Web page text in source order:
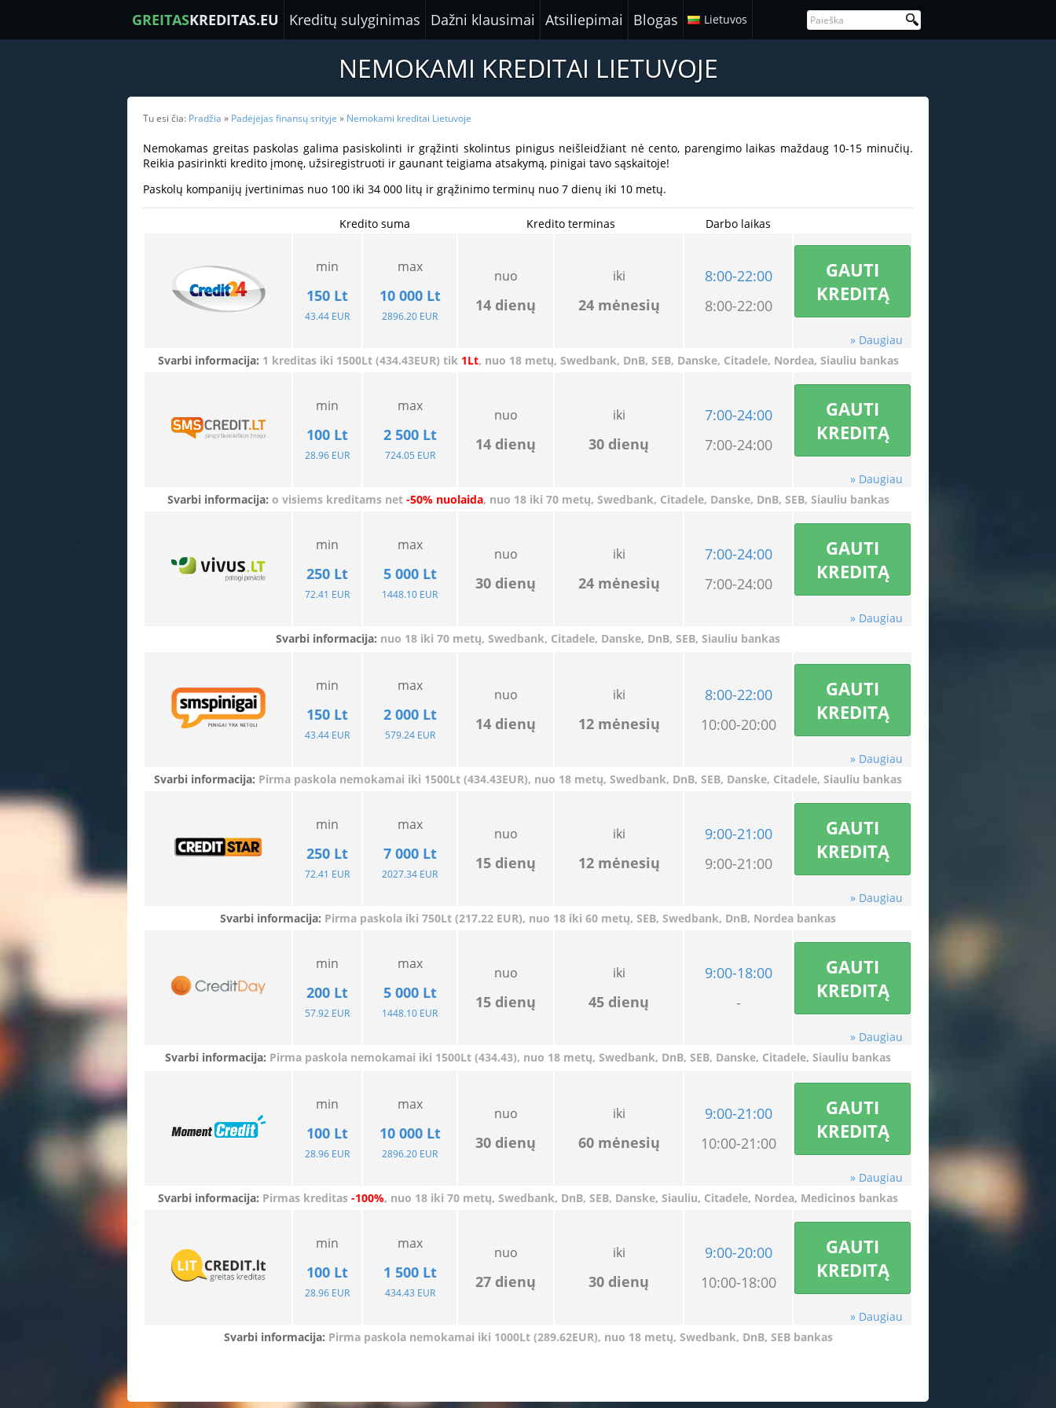
GREITASKREDITAS.EU Kreditų sulyginimas Dažni klausimai Atsiliepimai Blogas Lietuvos
NEMOKAMI KREDITAI LIETUVOJE
Tu esi čia: Pradžia » Padėjėjas finansų srityje » Nemokami kreditai Lietuvoje
Nemokamas greitas paskolas galima pasiskolinti ir grąžinti skolintus pinigus neišleidžiant nė cento, parengimo laikas maždaug 10-15 minučių.
Reikia pasirinkti kredito įmonę, užsiregistruoti ir gaunant teigiama atsakymą, pinigai tavo sąskaitoje!
Paskolų kompanijų įvertinimas nuo 100 iki 34 000 litų ir grąžinimo terminų nuo 7 dienų iki 10 metų.
Kredito suma Kredito terminas Darbo laikas
min
150 Lt
43.44 EUR
max
10 000 Lt
2896.20 EUR
nuo
14 dienų
iki
24 mėnesių
8:00-22:00
8:00-22:00
GAUTI
KREDITĄ
» Daugiau
Svarbi informacija: 1 kreditas iki 1500Lt (434.43EUR) tik 1Lt, nuo 18 metų, Swedbank, DnB, SEB, Danske, Citadele, Nordea, Siauliu bankas
min
100 Lt
28.96 EUR
max
2 500 Lt
724.05 EUR
nuo
14 dienų
iki
30 dienų
7:00-24:00
7:00-24:00
GAUTI
KREDITĄ
» Daugiau
Svarbi informacija: o visiems kreditams net -50% nuolaida, nuo 18 iki 70 metų, Swedbank, Citadele, Danske, DnB, SEB, Siauliu bankas
min
250 Lt
72.41 EUR
max
5 000 Lt
1448.10 EUR
nuo
30 dienų
iki
24 mėnesių
7:00-24:00
7:00-24:00
GAUTI
KREDITĄ
» Daugiau
Svarbi informacija: nuo 18 iki 70 metų, Swedbank, Citadele, Danske, DnB, SEB, Siauliu bankas
min
150 Lt
43.44 EUR
max
2 000 Lt
579.24 EUR
nuo
14 dienų
iki
12 mėnesių
8:00-22:00
10:00-20:00
GAUTI
KREDITĄ
» Daugiau
Svarbi informacija: Pirma paskola nemokamai iki 1500Lt (434.43EUR), nuo 18 metų, Swedbank, DnB, SEB, Danske, Citadele, Siauliu bankas
min
250 Lt
72.41 EUR
max
7 000 Lt
2027.34 EUR
nuo
15 dienų
iki
12 mėnesių
9:00-21:00
9:00-21:00
GAUTI
KREDITĄ
» Daugiau
Svarbi informacija: Pirma paskola iki 750Lt (217.22 EUR), nuo 18 iki 60 metų, SEB, Swedbank, DnB, Nordea bankas
min
200 Lt
57.92 EUR
max
5 000 Lt
1448.10 EUR
nuo
15 dienų
iki
45 dienų
9:00-18:00
-
GAUTI
KREDITĄ
» Daugiau
Svarbi informacija: Pirma paskola nemokamai iki 1500Lt (434.43), nuo 18 metų, Swedbank, DnB, SEB, Danske, Citadele, Siauliu bankas
min
100 Lt
28.96 EUR
max
10 000 Lt
2896.20 EUR
nuo
30 dienų
iki
60 mėnesių
9:00-21:00
10:00-21:00
GAUTI
KREDITĄ
» Daugiau
Svarbi informacija: Pirmas kreditas -100%, nuo 18 iki 70 metų, Swedbank, DnB, SEB, Danske, Siauliu, Citadele, Nordea, Medicinos bankas
min
100 Lt
28.96 EUR
max
1 500 Lt
434.43 EUR
nuo
27 dienų
iki
30 dienų
9:00-20:00
10:00-18:00
GAUTI
KREDITĄ
» Daugiau
Svarbi informacija: Pirma paskola nemokamai iki 1000Lt (289.62EUR), nuo 18 metų, Swedbank, DnB, SEB bankas